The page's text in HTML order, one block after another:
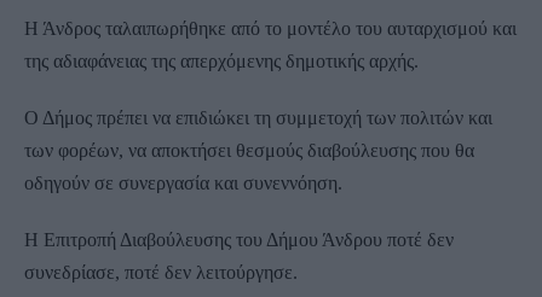
Η Άνδρος ταλαιπωρήθηκε από το μοντέλο του αυταρχισμού και
της αδιαφάνειας της απερχόμενης δημοτικής αρχής.
Ο Δήμος πρέπει να επιδιώκει τη συμμετοχή των πολιτών και
των φορέων, να αποκτήσει θεσμούς διαβούλευσης που θα
οδηγούν σε συνεργασία και συνεννόηση.
Η Επιτροπή Διαβούλευσης του Δήμου Άνδρου ποτέ δεν
συνεδρίασε, ποτέ δεν λειτούργησε.